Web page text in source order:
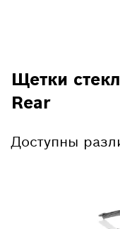
Щетки
Rear
Доступны